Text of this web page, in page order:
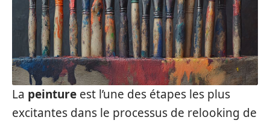
La peinture est l’une des étapes les plus
excitantes dans le processus de relooking de